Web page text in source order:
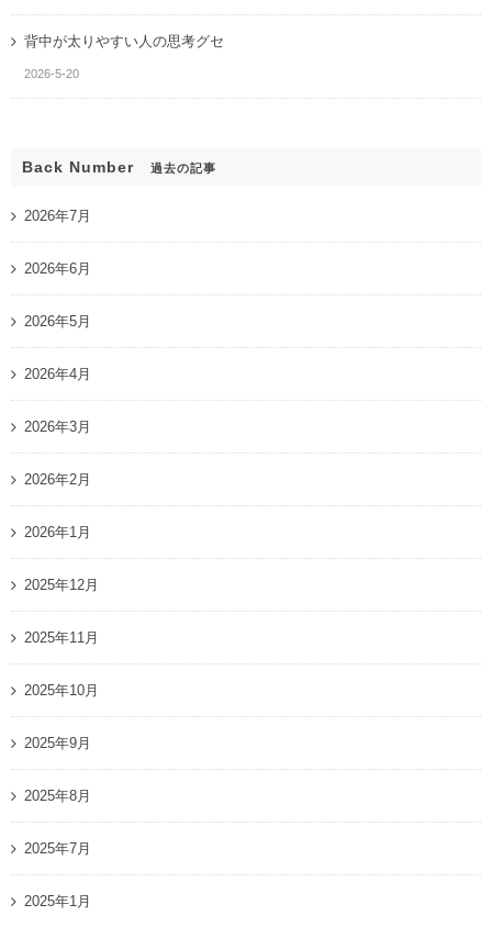
背中が太りやすい人の思考グセ
2026-5-20
Back Number 過去の記事
2026年7月
2026年6月
2026年5月
2026年4月
2026年3月
2026年2月
2026年1月
2025年12月
2025年11月
2025年10月
2025年9月
2025年8月
2025年7月
2025年1月